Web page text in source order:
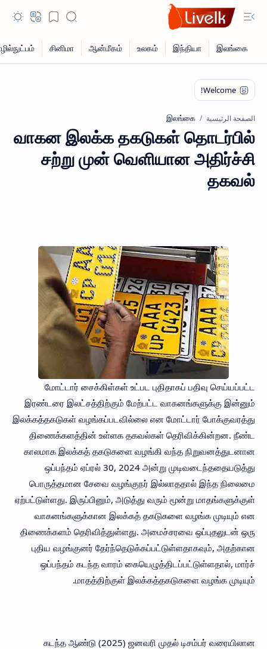
الصفحة الرئيسية இலங்கை
வாகன இலக்க தகடுகள் தொடர்பில்
சற்று முன் வெளியான அதிர்ச்சி
தகவல்
மோட்டார் சைக்கிள்கள் உட்பட புதிதாகப் பதிவு செய்யப்பட்ட
இரண்டரை இலட்சத்திற்கும் மேற்பட்ட வாகனங்களுக்கு இன்னும்
இலக்கத்தகடுகள் வழங்கப்படவில்லை என மோட்டார் போக்குவரத்து
திணைக்களத்தின் உள்ளக தகவல்கள் தெரிவிக்கின்றன. நீண்ட
காலமாக இலக்கத் தகடுகளை வழங்கி வந்த நிறுவனத்துடனான
ஒப்பந்தம் ஏப்ரல் 30, 2024 அன்று முடிவடைந்ததையடுத்து
பொருத்தமான சேவை வழங்குநர் இல்லாததால் இந்த நிலைமை
ஏற்பட்டுள்ளது. இருப்பினும், அடுத்து வரும் மூன்று மாதங்களுக்குள்
வாகனங்களுக்கான இலக்கத் தகடுகளை வழங்க முடியும் என
திணைக்களம் தெரிவித்துள்ளது. அமைச்சரவை ஒப்புதலுடன் ஒரு
புதிய வழங்குனர் தேர்ந்தெடுக்கப்பட்டுள்ளதாகவும், அதற்கான
ஒப்பந்தம் கடந்த வாரம் கையெழுத்திடப்பட்டுள்ளதால், மார்ச்
மாதத்திற்குள் இலக்கத்தகடுகளை வழங்க முடியும்.
கடந்த ஆண்டு (2025) ஜனவரி முதல் டிசம்பர் வரையிலான